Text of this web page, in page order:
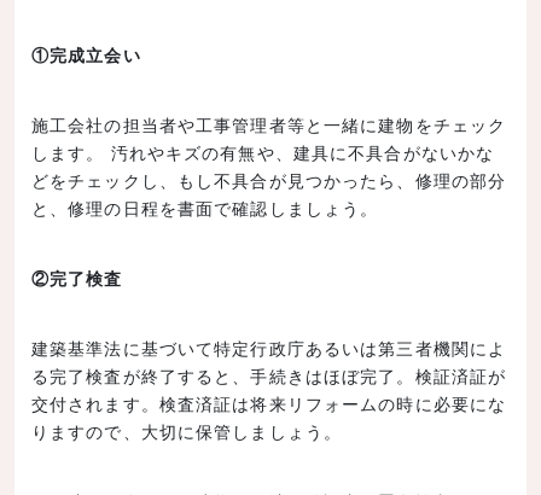
①完成立会い
施工会社の担当者や工事管理者等と一緒に建物をチェック
します。 汚れやキズの有無や、建具に不具合がないかな
どをチェックし、もし不具合が見つかったら、修理の部分
と、修理の日程を書面で確認しましょう。
②完了検査
建築基準法に基づいて特定行政庁あるいは第三者機関によ
る完了検査が終了すると、手続きはほぼ完了。検証済証が
交付されます。検査済証は将来リフォームの時に必要にな
りますので、大切に保管しましょう。